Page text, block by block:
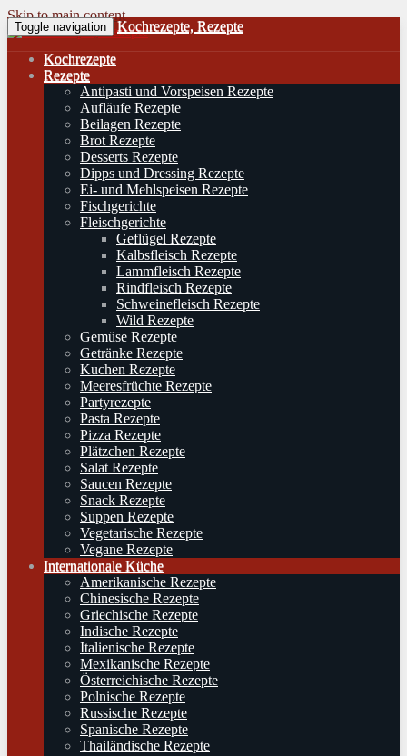
Skip to main content
Toggle navigation Kochrezepte, Rezepte
Kochrezepte
Rezepte
Antipasti und Vorspeisen Rezepte
Aufläufe Rezepte
Beilagen Rezepte
Brot Rezepte
Desserts Rezepte
Dipps und Dressing Rezepte
Ei- und Mehlspeisen Rezepte
Fischgerichte
Fleischgerichte
Geflügel Rezepte
Kalbsfleisch Rezepte
Lammfleisch Rezepte
Rindfleisch Rezepte
Schweinefleisch Rezepte
Wild Rezepte
Gemüse Rezepte
Getränke Rezepte
Kuchen Rezepte
Meeresfrüchte Rezepte
Partyrezepte
Pasta Rezepte
Pizza Rezepte
Plätzchen Rezepte
Salat Rezepte
Saucen Rezepte
Snack Rezepte
Suppen Rezepte
Vegetarische Rezepte
Vegane Rezepte
Internationale Küche
Amerikanische Rezepte
Chinesische Rezepte
Griechische Rezepte
Indische Rezepte
Italienische Rezepte
Mexikanische Rezepte
Österreichische Rezepte
Polnische Rezepte
Russische Rezepte
Spanische Rezepte
Thailändische Rezepte